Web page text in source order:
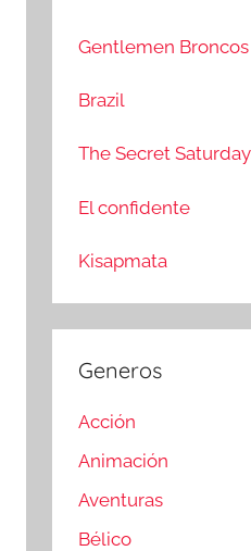
:Gentlemen Broncos
Brazil
The Secret
El confidente
Kisapmata
Generos
Acción
Animación
Aventuras
Bélico